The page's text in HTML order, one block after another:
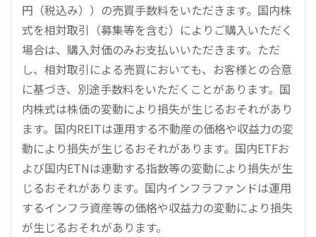
円（税込み））の売買手数料をいただきます。国内株
式を相対取引（募集等を含む）によりご購入いただく
場合は、購入対価のみお支払いいただきます。ただ
し、相対取引による売買においても、お客様との合意
に基づき、別途手数料をいただくことがあります。国
内株式は株価の変動により損失が生じるおそれがあり
ます。国内REITは運用する不動産の価格や収益力の変
動により損失が生じるおそれがあります。国内ETFお
よび国内ETNは連動する指数等の変動により損失が生
じるおそれがあります。国内インフラファンドは運用
するインフラ資産等の価格や収益力の変動により損失
が生じるおそれがあります。